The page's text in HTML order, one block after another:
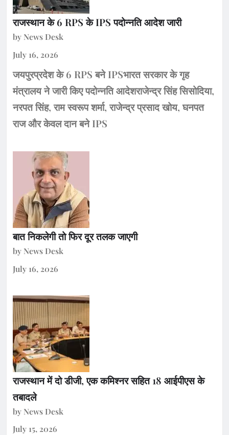
राजस्थान के 6 RPS के IPS पदोन्नति आदेश जारी
by News Desk
July 16, 2026
जयपुरप्रदेश के 6 RPS बने IPSभारत सरकार के गृह
मंत्रालय ने जारी किए पदोन्नति आदेशराजेन्द्र सिंह सिसोदिया,
नरपत सिंह, राम स्वरूप शर्मा, राजेन्द्र प्रसाद खोय, घनपत
राज और केवल दान बने IPS
बात निकलेगी तो फिर दूर तलक जाएगी
by News Desk
July 16, 2026
राजस्थान में दो डीजी, एक कमिश्नर सहित 18 आईपीएस के
तबादले
by News Desk
July 15, 2026